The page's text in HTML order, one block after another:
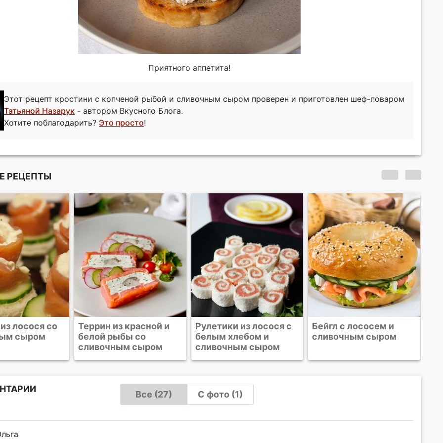
Приятного аппетита!
Этот рецепт кростини с копченой рыбой и сливочным сыром проверен и приготовлен шеф-поваром
Татьяной Назарук - автором Вкусного Блога.
Хотите поблагодарить? Это просто!
РЕЦЕПТЫ
красной и
со
Рулетики из лосося с
белым хлебом и
сливочным сыром
Бейгл с лососем и
сливочным сыром
Веррины из лосося,
сливочного сыра и
авокадо
Все (27) С фото (1)